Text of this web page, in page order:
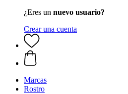
¿Eres un nuevo usuario?
Crear una cuenta
Marcas
Rostro